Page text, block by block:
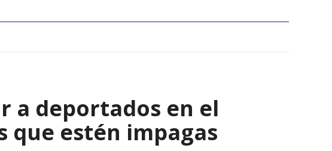
a deportados en el
estén impagas